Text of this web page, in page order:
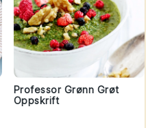
Professor Grønn Grøt
Oppskrift